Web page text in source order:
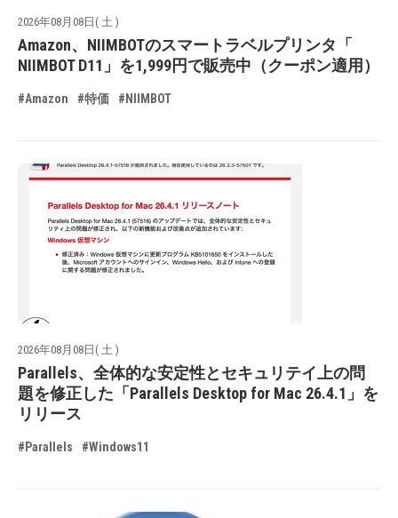
2026年08月08日( 土 )
Amazon、NIIMBOTのスマートラベルプリンタ「
NIIMBOT D11」を1,999円で販売中（クーポン適用）
#Amazon #特価 #NIIMBOT
2026年08月08日( 土 )
Parallels、全体的な安定性とセキュリテイ上の問
題を修正した「Parallels Desktop for Mac 26.4.1」を
リリース
#Parallels #Windows11